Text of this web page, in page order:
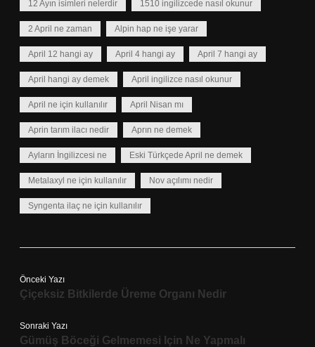
12 Ayın isimleri nelerdir 1510 ingilizcede nasıl okunur
2 April ne zaman Alpin hap ne işe yarar
April 12 hangi ay April 4 hangi ay April 7 hangi ay
April hangi ay demek April ingilizce nasıl okunur
April ne için kullanılır April Nisan mı
Aprin tarım ilacı nedir Aprın ne demek
Ayların İngilizcesi ne Eski Türkçede April ne demek
Metalaxyl ne için kullanılır Nov açılımı nedir
Syngenta ilaç ne için kullanılır
Önceki Yazı
Çiçeksiz Bitkilerde Üreme Organı Nedir
Sonraki Yazı
Gümüş Böceği Gelmemesi Için Ne Yapmalı